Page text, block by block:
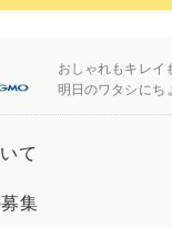
おしゃれもキレイ
明日のワタシにち
て
集